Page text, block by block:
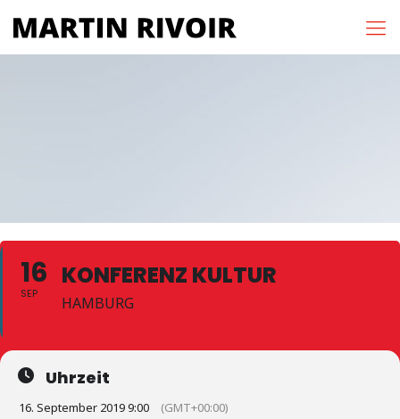
16
SEP
KONFERENZ KULTUR
HAMBURG
Uhrzeit
16. September 2019 9:00 (GMT+00:00)